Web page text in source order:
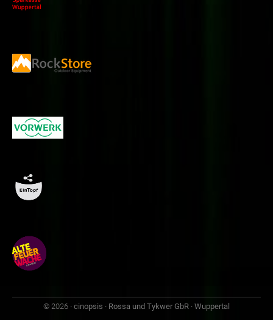
© 2026 · cinopsis · Rossa und Tykwer GbR · Wuppertal